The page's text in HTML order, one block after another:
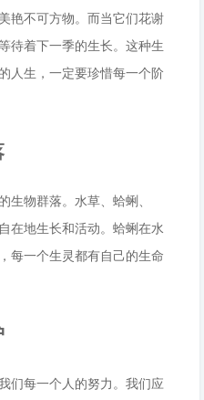
艳不可方物。而当它们花谢
待着下一季的生长。这种生
人生，一定要珍惜每一个阶
物群落。水草、蛤蜊、
在地生长和活动。蛤蜊在水
每一个生灵都有自己的生命
们每一个人的努力。我们应